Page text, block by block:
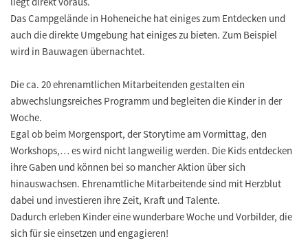
Das Campgelände in Hoheneiche hat einiges zum Entdecken und
auch die direkte Umgebung hat einiges zu bieten. Zum Beispiel
wird in Bauwagen übernachtet.
Die ca. 20 ehrenamtlichen Mitarbeitenden gestalten ein
abwechslungsreiches Programm und begleiten die Kinder in der
Woche.
Egal ob beim Morgensport, der Storytime am Vormittag, den
Workshops,… es wird nicht langweilig werden. Die Kids entdecken
ihre Gaben und können bei so mancher Aktion über sich
hinauswachsen. Ehrenamtliche Mitarbeitende sind mit Herzblut
dabei und investieren ihre Zeit, Kraft und Talente.
Dadurch erleben Kinder eine wunderbare Woche und Vorbilder, die
sich für sie einsetzen und engagieren!